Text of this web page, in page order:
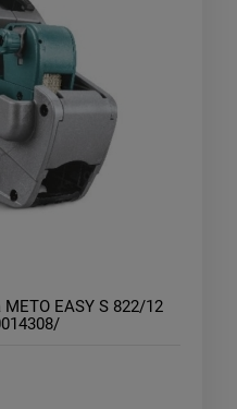
EASY S 822/12